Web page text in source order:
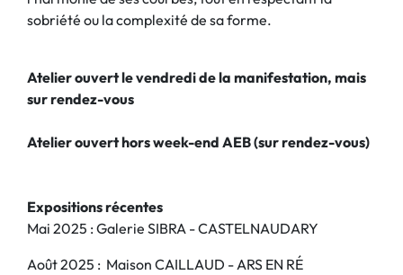
sobriété ou la complexité de sa forme.
Atelier ouvert le vendredi de la manifestation, mais
sur rendez-vous
Atelier ouvert hors week-end AEB (sur rendez-vous)
Expositions récentes
Mai 2025 : Galerie SIBRA - CASTELNAUDARY
Août 2025 : Maison CAILLAUD - ARS EN RÉ